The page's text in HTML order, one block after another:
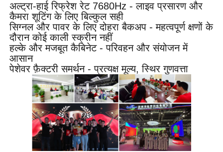
अल्ट्रा-हाई रिफ्रेश रेट 7680Hz - लाइव प्रसारण और
कैमरा शूटिंग के लिए बिल्कुल सही
सिग्नल और पावर के लिए दोहरा बैकअप - महत्वपूर्ण क्षणों के
दौरान कोई काली स्क्रीन नहीं
हल्के और मजबूत कैबिनेट - परिवहन और संयोजन में
आसान
पेशेवर फ़ैक्टरी समर्थन - प्रत्यक्ष मूल्य, स्थिर गुणवत्ता